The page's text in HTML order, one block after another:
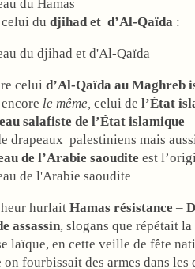
du djihad et d’Al-Qaïda :
celui d’Al-Qaïda au Maghreb
le même, celui de l’État
drapeaux palestiniens mais
de l’Arabie saoudite est
hurlait Hamas résistance –
assassin, slogans que répétait
laïque, en cette veille de fête
fourbissait des armes dans les